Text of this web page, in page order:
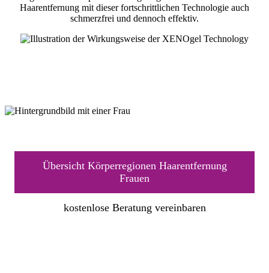
Haarentfernung mit dieser fortschrittlichen Technologie auch
schmerzfrei und dennoch effektiv.
Übersicht Körperregionen Haarentfernung
Frauen
kostenlose Beratung vereinbaren